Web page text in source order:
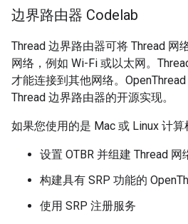
边界路由器 Codelab
Thread 边界路由器可将 Thread 网
网络，例如 Wi-Fi 或以太网。
才能连接到其他网络。
Thread 边界路由器的开源实现。
如果您使用的是 Mac 或 Linux 计算
设置 OTBR 并组建 Thread 网
构建具有 SRP 功能的
使用 SRP 注册服务